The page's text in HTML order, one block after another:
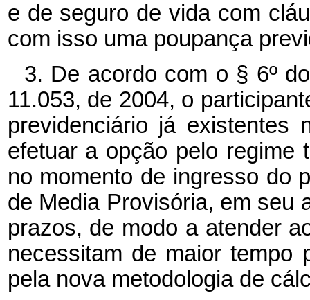
e de seguro de vida com
com isso uma poupança
3. De acordo com o § 6º
11.053, de 2004, o
previdenciário já existentes
efetuar a opção pelo regime
no momento de ingresso do
de Media Provisória, em seu
prazos, de modo a atender
necessitam de maior tempo
pela nova metodologia de